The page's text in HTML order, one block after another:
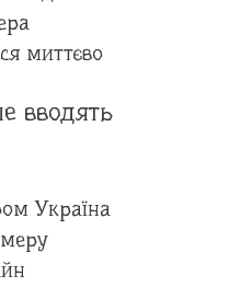
миттєво
вводять
Україна